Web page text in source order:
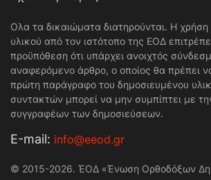
Ολα τα δικαιώματα διατηρούνται. Η
υλικού από τον ιστότοπο της ΕΟΔ
προϋπόθεση ότι υπάρχει ανοιχτός
αναφερόμενο άρθρο, ο οποίος θα πρέπει
πρώτη παράγραφο του δημοσιευμένου
συντακτών μπορεί να μην συμπίπτει με
συγγραφέων των δημοσιεύσεων.
Е-mail: info@eeod.gr
© 2015-2026. ΈΟΔ «Ένωση Ορθοδόξων